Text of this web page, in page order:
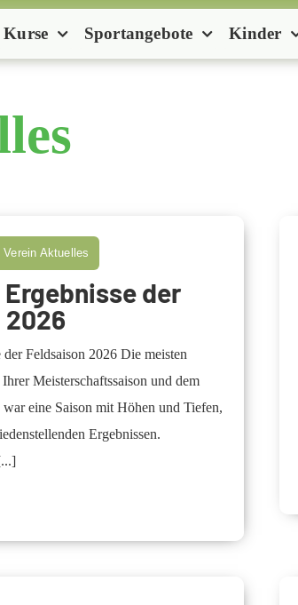
Kurse Sportangebote Kinder
Aktuelles
der
2026
Feldsaison 2026 Die meisten
Meisterschaftssaison und dem
eine Saison mit Höhen und Tiefen,
Ergebnissen.